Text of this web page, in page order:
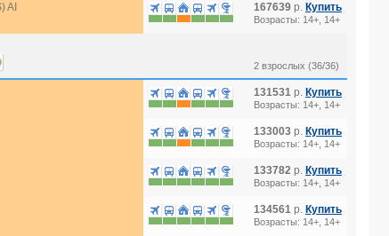
AI
167639 р. Купить
Возрасты: 14+, 14+
2 взрослых (36/36)
131531 р. Купить
Возрасты: 14+, 14+
133003 р. Купить
Возрасты: 14+, 14+
133782 р. Купить
Возрасты: 14+, 14+
134561 р. Купить
Возрасты: 14+, 14+